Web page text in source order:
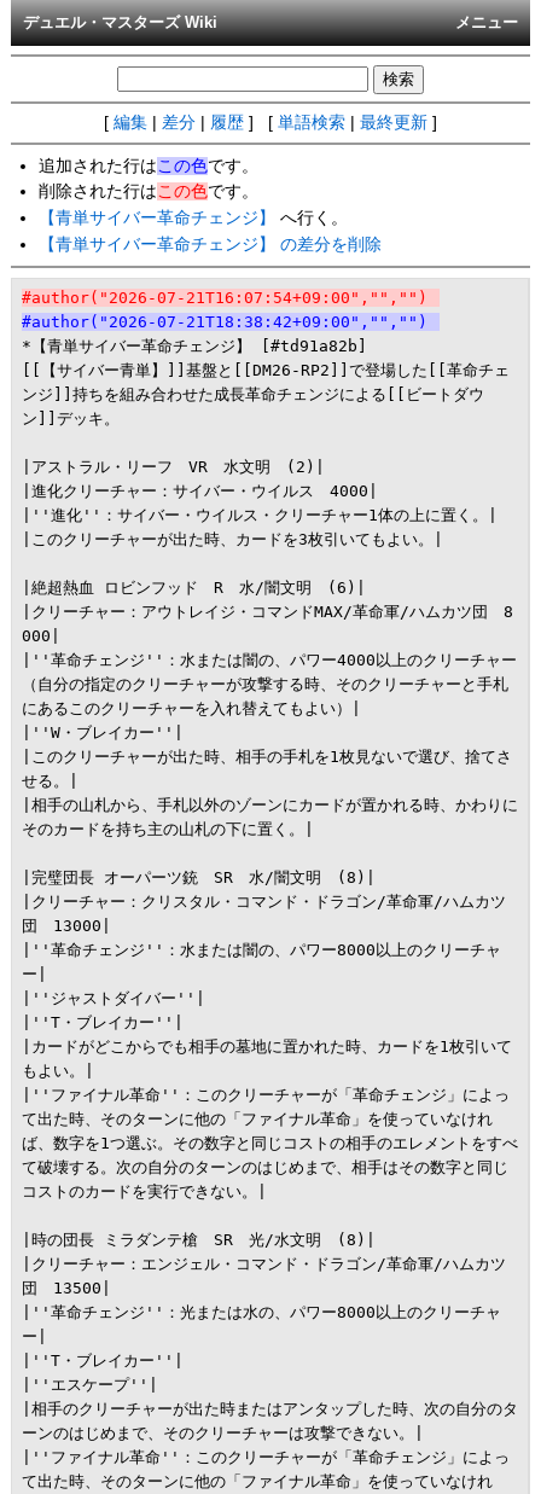
メニュー
デュエル・マスターズ Wiki
[ 編集 差分 履歴 ] [ 単語検索 最終更新 ]
追加された行は この色です。
削除された行はこの色です。
【青単サイバー革命チェンジ】
へ行く。
【青単サイバー革命チェンジ】 の差分を削除
#author("2026-07-21T16:07:54+09:00","","")
#author("2026-07-21T18:38:42+09:00","","")
*【青単サイバー革命チェンジ】 [#td91a82b]
[[【サイバー青単】]]基盤と[[DM26-RP2]]で登場した[[革命チェ
ンジ]]持ちを組み合わせた成長革命チェンジによる[[ビートダウ
ン]]デッキ。
|アストラル・リーフ　VR　水文明　(2)|
|進化クリーチャー：サイバー・ウイルス　4000|
|''進化''：サイバー・ウイルス・クリーチャー1体の上に置く。|
|このクリーチャーが出た時、カードを3枚引いてもよい。|
|絶超熱血 ロビンフッド　R　水/闇文明　(6)|
|クリーチャー：アウトレイジ・コマンドMAX/革命軍/ハムカツ団　8
000|
|''革命チェンジ''：水または闇の、パワー4000以上のクリーチャー
（自分の指定のクリーチャーが攻撃する時、そのクリーチャーと手札
にあるこのクリーチャーを入れ替えてもよい）|
|''W・ブレイカー''|
|このクリーチャーが出た時、相手の手札を1枚見ないで選び、捨てさ
せる。|
|相手の山札から、手札以外のゾーンにカードが置かれる時、かわりに
そのカードを持ち主の山札の下に置く。|
|完璧団長 オーパーツ銃　SR　水/闇文明　(8)|
|クリーチャー：クリスタル・コマンド・ドラゴン/革命軍/ハムカツ
団　13000|
|''革命チェンジ''：水または闇の、パワー8000以上のクリーチャ
ー|
|''ジャストダイバー''|
|''T・ブレイカー''|
|カードがどこからでも相手の墓地に置かれた時、カードを1枚引いて
もよい。|
|''ファイナル革命''：このクリーチャーが「革命チェンジ」によっ
て出た時、そのターンに他の「ファイナル革命」を使っていなけれ
ば、数字を1つ選ぶ。その数字と同じコストの相手のエレメントをすべ
て破壊する。次の自分のターンのはじめまで、相手はその数字と同じ
コストのカードを実行できない。|
|時の団長 ミラダンテ槍　SR　光/水文明　(8)|
|クリーチャー：エンジェル・コマンド・ドラゴン/革命軍/ハムカツ
団　13500|
|''革命チェンジ''：光または水の、パワー8000以上のクリーチャ
ー|
|''T・ブレイカー''|
|''エスケープ''|
|相手のクリーチャーが出た時またはアンタップした時、次の自分のタ
ーンのはじめまで、そのクリーチャーは攻撃できない。|
|''ファイナル革命''：このクリーチャーが「革命チェンジ」によっ
て出た時、そのターンに他の「ファイナル革命」を使っていなけれ